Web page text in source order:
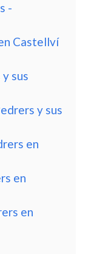
-
Castellví
sus
y sus
en
en
en